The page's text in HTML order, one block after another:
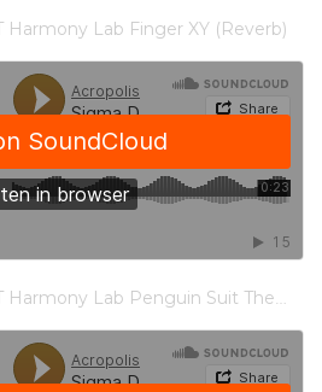
Harmony Lab Finger XY (Reverb)
Lab Penguin Suit Theme (Reverb, Delay)